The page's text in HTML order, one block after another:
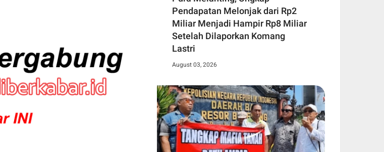
Pendapatan Melonjak dari Rp2
Miliar Menjadi Hampir Rp8 Miliar
Setelah Dilaporkan Komang
Lastri
August 03, 2026